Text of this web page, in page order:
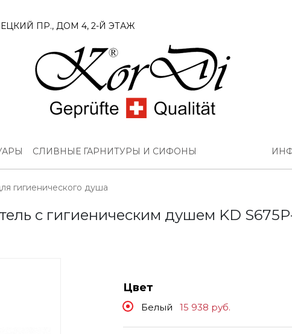
ПР., ДОМ 4, 2-Й ЭТАЖ
СЛИВНЫЕ ГАРНИТУРЫ И СИФОНЫ
гигиенического душа
с гигиеническим душем KD S675P-
Цвет
Белый 15 938 руб.